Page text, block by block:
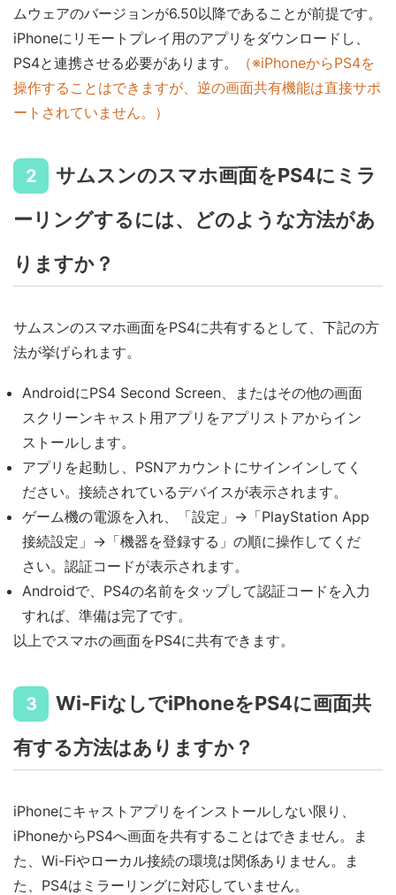
ムウェアのバージョンが6.50以降であることが前提です。
iPhoneにリモートプレイ用のアプリをダウンロードし、
PS4と連携させる必要があります。
（※iPhoneからPS4を
操作することはできますが、逆の画面共有機能は直接サポ
ートされていません。）
2
サムスンのスマホ画面をPS4にミラ
ーリングするには、どのような方法があ
りますか？
サムスンのスマホ画面をPS4に共有するとして、下記の方
法が挙げられます。
AndroidにPS4 Second Screen、またはその他の画面
スクリーンキャスト用アプリをアプリストアからイン
ストールします。
アプリを起動し、PSNアカウントにサインインしてく
ださい。接続されているデバイスが表示されます。
ゲーム機の電源を入れ、「設定」→「PlayStation App
接続設定」→「機器を登録する」の順に操作してくだ
さい。認証コードが表示されます。
Androidで、PS4の名前をタップして認証コードを入力
すれば、準備は完了です。
以上でスマホの画面をPS4に共有できます。
3
Wi-FiなしでiPhoneをPS4に画面共
有する方法はありますか？
iPhoneにキャストアプリをインストールしない限り、
iPhoneからPS4へ画面を共有することはできません。ま
た、Wi-Fiやローカル接続の環境は関係ありません。ま
た、PS4はミラーリングに対応していません。